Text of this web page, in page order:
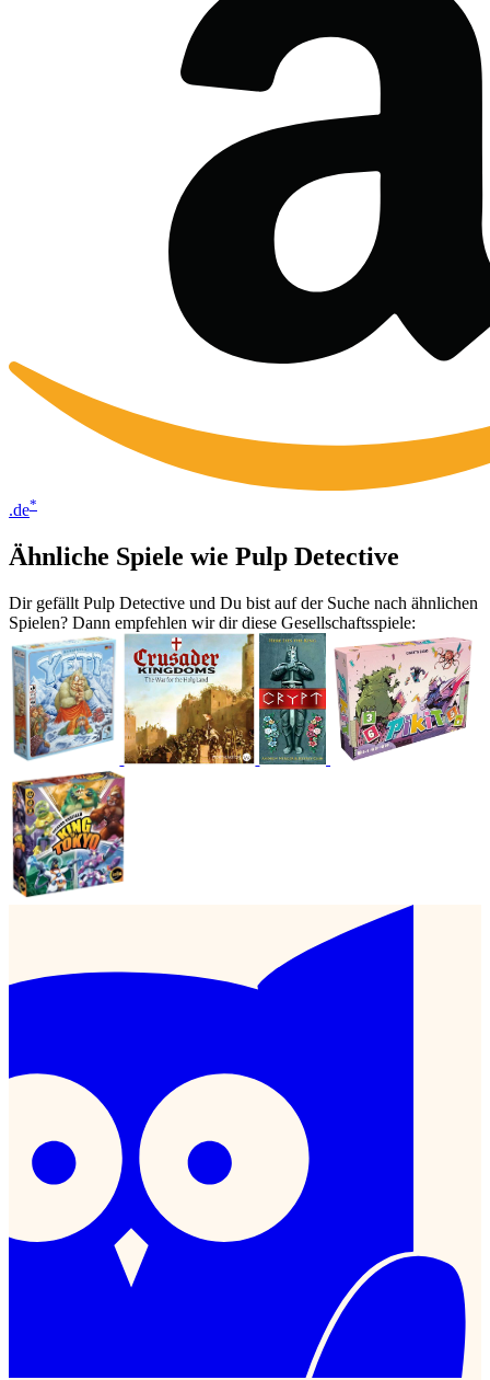
.de*
Ähnliche Spiele wie Pulp Detective
Dir gefällt Pulp Detective und Du bist auf der Suche nach ähnlichen
Spielen? Dann empfehlen wir dir diese Gesellschaftsspiele: